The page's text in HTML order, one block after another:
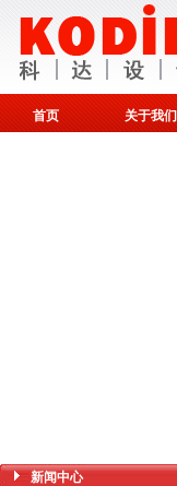
首页 关于我们
新闻中心